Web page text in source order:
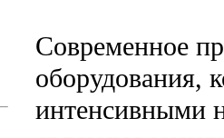
Современное
оборудования,
интенсивными